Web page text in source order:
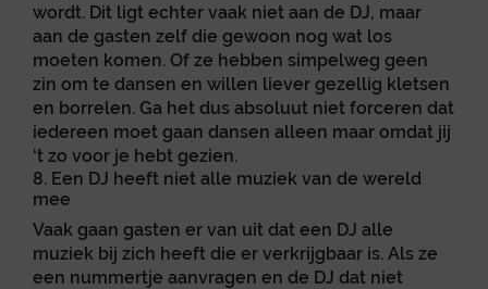
wordt. Dit ligt echter vaak niet aan de DJ, maar
aan de gasten zelf die gewoon nog wat los
moeten komen. Of ze hebben simpelweg geen
zin om te dansen en willen liever gezellig kletsen
en borrelen. Ga het dus absoluut niet forceren dat
iedereen moet gaan dansen alleen maar omdat jij
‘t zo voor je hebt gezien.
8. Een DJ heeft niet alle muziek van de wereld
mee
Vaak gaan gasten er van uit dat een DJ alle
muziek bij zich heeft die er verkrijgbaar is. Als ze
een nummertje aanvragen en de DJ dat niet